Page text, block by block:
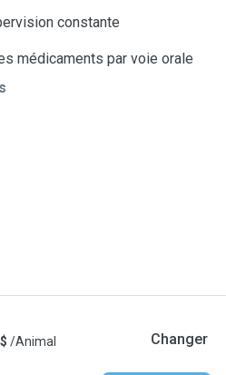
constante
médicaments par voie orale
/Animal
Changer